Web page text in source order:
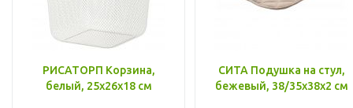
РИСАТОРП Корзина,
белый, 25x26x18 см
СИТА Подушка на стул,
бежевый, 38/35x38x2 см